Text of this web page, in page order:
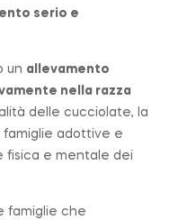
serio e
un allevamento
nella razza
delle cucciolate, la
adottive e
fisica e mentale dei
famiglie che